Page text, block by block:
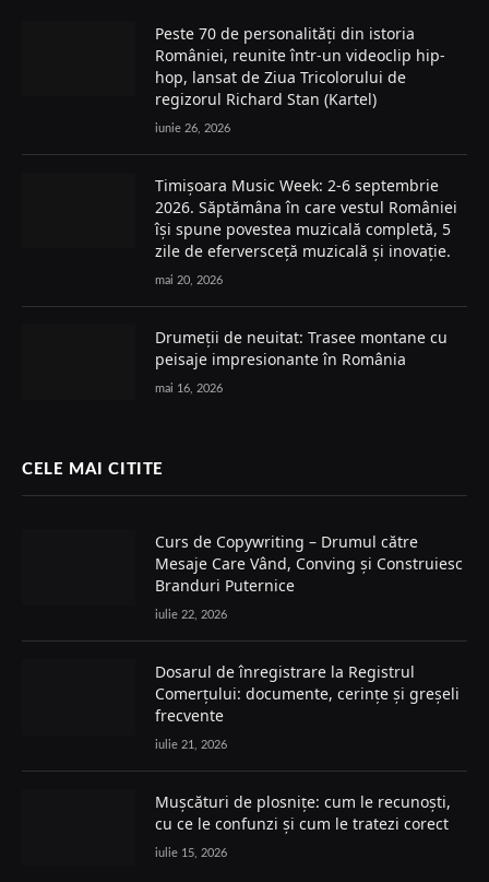
Peste 70 de personalități din istoria
României, reunite într-un videoclip hip-
hop, lansat de Ziua Tricolorului de
regizorul Richard Stan (Kartel)
iunie 26, 2026
Timișoara Music Week: 2-6 septembrie
2026. Săptămâna în care vestul României
își spune povestea muzicală completă, 5
zile de eferversceță muzicală și inovație.
mai 20, 2026
Drumeții de neuitat: Trasee montane cu
peisaje impresionante în România
mai 16, 2026
CELE MAI CITITE
Curs de Copywriting – Drumul către
Mesaje Care Vând, Conving și Construiesc
Branduri Puternice
iulie 22, 2026
Dosarul de înregistrare la Registrul
Comerțului: documente, cerințe și greșeli
frecvente
iulie 21, 2026
Mușcături de plosnițe: cum le recunoști,
cu ce le confunzi și cum le tratezi corect
iulie 15, 2026